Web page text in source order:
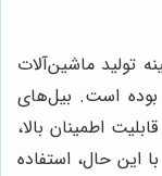
تولید ماشین‌آلات
بوده است. بیل‌های
اطمینان بالا،
این حال، استفاده